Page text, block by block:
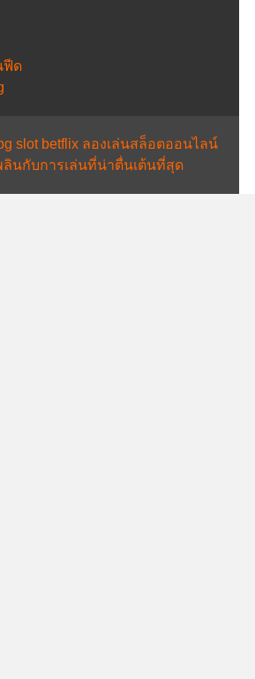
ฟีด
slot betflix ลองเล่นสล็อตออนไลน์
ลินกับการเล่นที่น่าตื่นเต้นที่สุด